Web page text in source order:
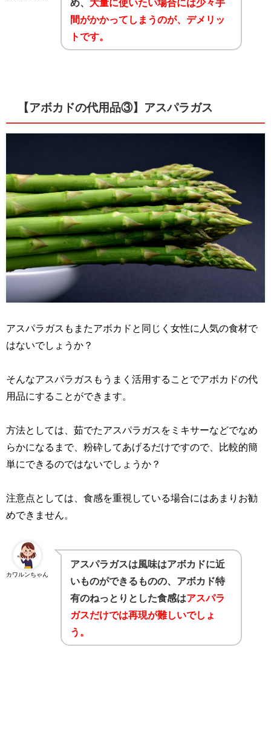
め、 大量に使いたい場合には少々手
間がかかってしまうのが、デメリッ
トです。
【アボカドの代用品③】アスパラガス
アスパラガスもまたアボカドと同じく女性に人気の食材で
はないでしょうか？
そんなアスパラガスもうまく活用することでアボカドの代
用品にすることができます。
方法としては、茹でたアスパラガスをミキサーなどでなめ
らかになるまで、粉砕してあげるだけですので、比較的簡
単にできるのではないでしょうか？
注意点としては、食感を重視している場合にはあまりお勧
めできません。
カワルンちゃん
アスパラガスは風味はアボカドに近
いものができるものの、アボカド特
有のねっとりとした食感はアスパラ
ガスだけでは再現が難しいでしょ
う。